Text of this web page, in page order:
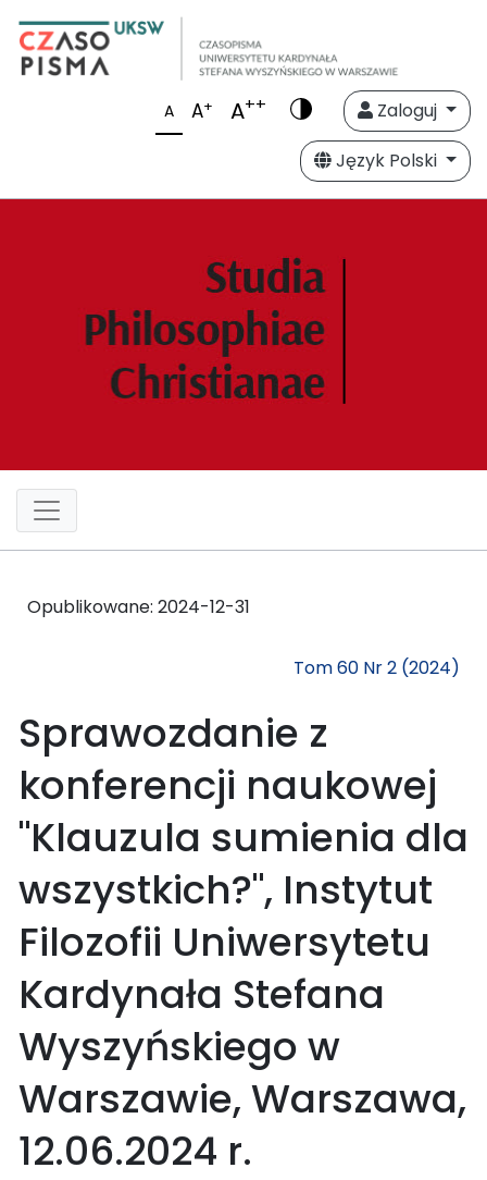
A A+ A++
Zaloguj
Język Polski
Opublikowane: 2024-12-31
Tom 60 Nr 2 (2024)
Sprawozdanie z
konferencji naukowej
"Klauzula sumienia dla
wszystkich?", Instytut
Filozofii Uniwersytetu
Kardynała Stefana
Wyszyńskiego w
Warszawie, Warszawa,
12.06.2024 r.